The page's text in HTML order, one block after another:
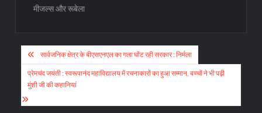
मीजल्स और रूबेला
Post
navigation
सार्वजनिक क्षेत्र के बीएसएनएल का गला घोंट रही सरकार : निर्मला
प्रेमचंद जयंती : स्वरूपानंद महाविद्यालय में रचनाकारों का हुआ सम्मान, बच्चों ने भी पढ़ी
मुंशी जी की कहानियां